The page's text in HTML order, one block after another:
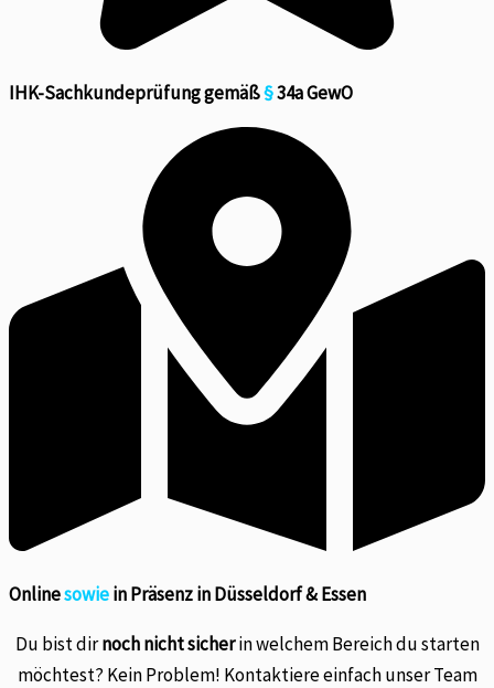
IHK-Sachkundeprüfung gemäß§34a GewO
Onlinesowiein Präsenz in Düsseldorf & Essen
Du bist dirnoch nicht sicherin welchem Bereich du starten
möchtest? Kein Problem! Kontaktiere einfach unser Team